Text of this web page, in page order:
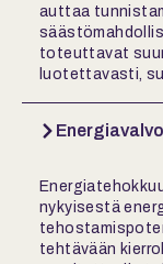
auttaa
toteuttavat
luotettavasti,
nykyisestä
tehtävään